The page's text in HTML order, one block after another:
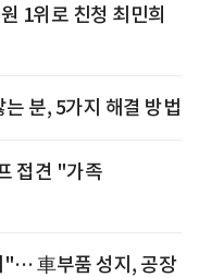
1위로 친청 최민희
분, 5가지 해결 방법
접견 "가족
"… 車부품 성지, 공장